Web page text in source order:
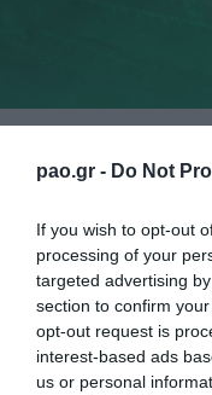
pao.gr - Do Not
If you wish to opt-out
processing of your
targeted advertising
section to confirm
opt-out request is
interest-based ads
us or personal
Το Pao
επιτελείο
Παπαδημητρίου Γ.)
επιστημονικής
Μονάδα
Φυσιολογίας της
Φυσιολογίας στην